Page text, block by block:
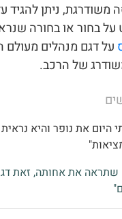
משודרגת, ניתן להגיד
על בחור או בחורה
על דגם מנהלים מעולם
של הרכב.
היום את נופר והיא
שתראה את אחותה, זאת